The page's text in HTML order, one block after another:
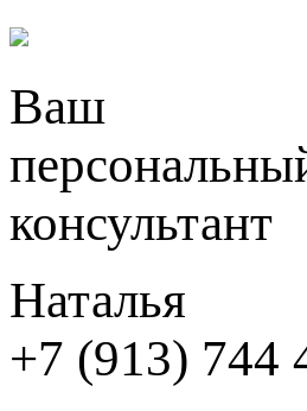
Ваш
консультант
Наталья
+7 (913) 744